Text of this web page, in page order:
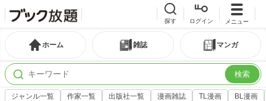
探す ログイン メニュー
ホーム 雑誌 マンガ
検索
ジャンル一覧 作家一覧 出版社一覧 漫画雑誌 TL漫画 BL漫画